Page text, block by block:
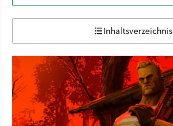
Inhaltsverzeichnis